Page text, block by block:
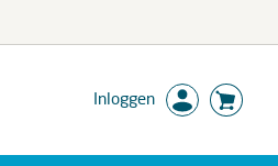
Inloggen